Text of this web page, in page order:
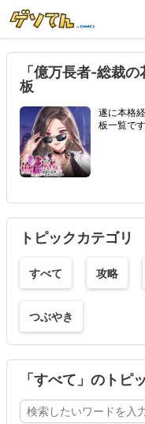
「億万長者-総裁
板
遂に本格
板一覧です
トピックカテゴリ
すべて 攻略
つぶやき
「すべて」のトピ